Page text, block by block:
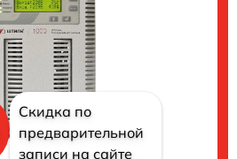
Скидка по
предварительной
записи на сайте